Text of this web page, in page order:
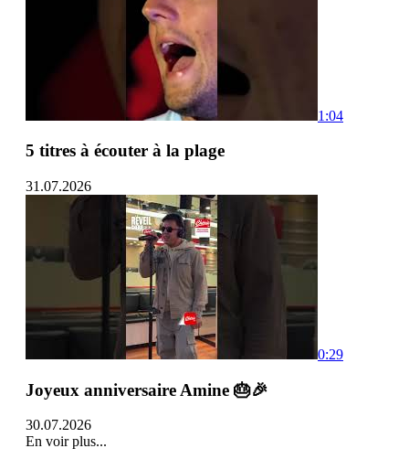
1:04
5 titres à écouter à la plage
31.07.2026
0:29
Joyeux anniversaire Amine 🎂🎉
30.07.2026
En voir plus...